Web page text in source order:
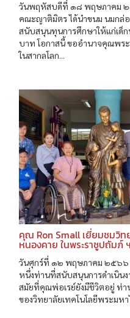
วันพฤหัสบดีที่ ๑๘ พฤษภาคม
คณะญาติมิตร ได้นำขนม นมกล่
สนับสนุนทุนการศึกษาให้แก่เด็
บาท โอกาสนี้ ขออำนาจคุณพร
ในสากลโลก...
คุณ Ron Small เยี่ยมชมวิท
หนองคาย ในพระราชูปถัมภ์ ฯ
วันศุกร์ที่ ๑๒ พฤษภาคม ๒๕๖๖
หนึ่งท่านที่สนับสนุนการดำเนิน
สมัยที่คุณพ่อเรย์ยังมีชีวิตอยู่ ท่า
ของวิทยาลัยเทคโนโลยีพระมห